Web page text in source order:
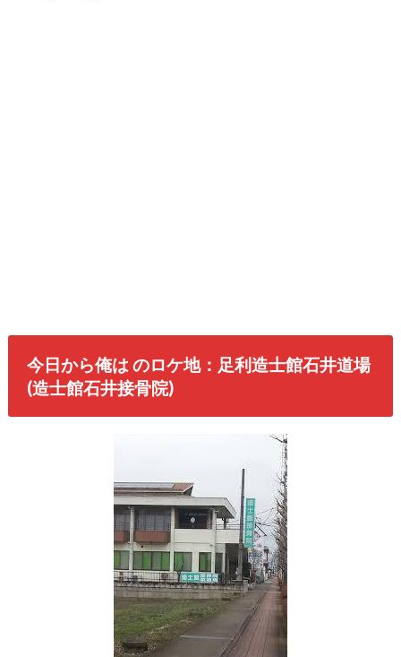
今日から俺は のロケ地：足利造士館石井道場
(造士館石井接骨院)